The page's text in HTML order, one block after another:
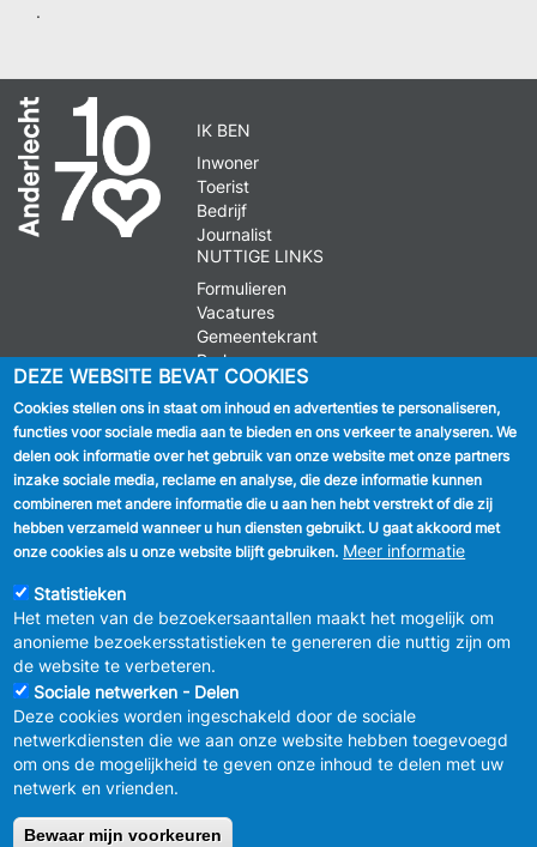
.
IK BEN
Inwoner
Toerist
Bedrijf
Journalist
NUTTIGE LINKS
Formulieren
Vacatures
Gemeentekrant
Parkeren
VOLG ONS
Facebook
Linkedin
Instagram
MENU
FOOTER
LEGAL
Vertrouwelijkheid
Verbeteringsplan
van de sociale netwerken
DEZE WEBSITE BEVAT COOKIES
Cookies stellen ons in staat om inhoud en advertenties te personaliseren,
functies voor sociale media aan te bieden en ons verkeer te analyseren. We
delen ook informatie over het gebruik van onze website met onze partners
inzake sociale media, reclame en analyse, die deze informatie kunnen
combineren met andere informatie die u aan hen hebt verstrekt of die zij
hebben verzameld wanneer u hun diensten gebruikt. U gaat akkoord met
onze cookies als u onze website blijft gebruiken. Meer informatie
Statistieken
Het meten van de bezoekersaantallen maakt het mogelijk om
anonieme bezoekersstatistieken te genereren die nuttig zijn om
de website te verbeteren.
Sociale netwerken - Delen
Deze cookies worden ingeschakeld door de sociale
netwerkdiensten die we aan onze website hebben toegevoegd
om ons de mogelijkheid te geven onze inhoud te delen met uw
netwerk en vrienden.
Bewaar mijn voorkeuren